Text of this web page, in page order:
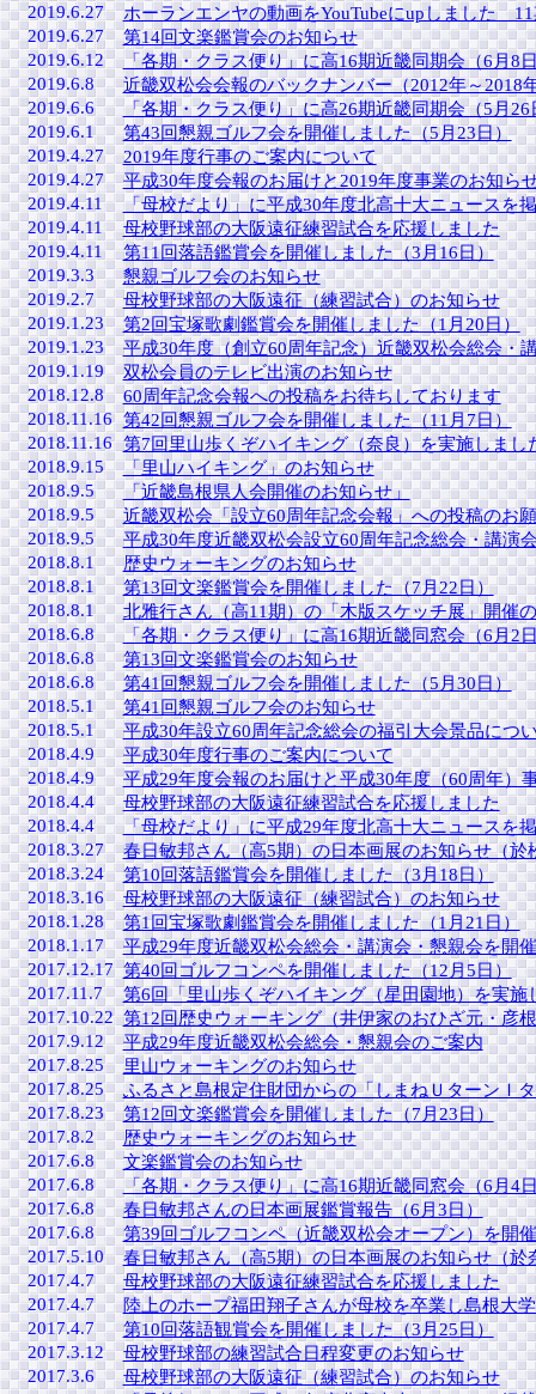
2019.6.27
ホーランエンヤの動画をYouTubeにupしました
2019.6.27
第14回文楽鑑賞会のお知らせ
2019.6.12
「各期・クラス便り」に高16期近畿同期会（6月8
2019.6.8
近畿双松会会報のバックナンバー（2012年～2018
2019.6.6
「各期・クラス便り」に高26期近畿同期会（5月
2019.6.1
第43回懇親ゴルフ会を開催しました（5月23日）
2019.4.27
2019年度行事のご案内について
2019.4.27
平成30年度会報のお届けと2019年度事業のお知ら
2019.4.11
「母校だより」に平成30年度北高十大ニュースを
2019.4.11
母校野球部の大阪遠征練習試合を応援しました
2019.4.11
第11回落語鑑賞会を開催しました（3月16日）
2019.3.3
懇親ゴルフ会のお知らせ
2019.2.7
母校野球部の大阪遠征（練習試合）のお知らせ
2019.1.23
第2回宝塚歌劇鑑賞会を開催しました（1月20日）
2019.1.23
平成30年度（創立60周年記念）近畿双松会総会・
2019.1.19
双松会員のテレビ出演のお知らせ
2018.12.8
60周年記念会報への投稿をお待ちしております
2018.11.16 第42回懇親ゴルフ会を開催しました（11月7日）
2018.11.16 第7回里山歩くぞハイキング（奈良）を実施しまし
2018.9.15
「里山ハイキング」のお知らせ
2018.9.5
「近畿島根県人会開催のお知らせ」
2018.9.5
近畿双松会「設立60周年記念会報」への投稿のお
2018.9.5
平成30年度近畿双松会設立60周年記念総会・講演
2018.8.1
歴史ウォーキングのお知らせ
2018.8.1
第13回文楽鑑賞会を開催しました（7月22日）
2018.8.1
北雅行さん（高11期）の「木版スケッチ展」開催
2018.6.8
「各期・クラス便り」に高16期近畿同窓会（6月2
2018.6.8
第13回文楽鑑賞会のお知らせ
2018.6.8
第41回懇親ゴルフ会を開催しました（5月30日）
2018.5.1
第41回懇親ゴルフ会のお知らせ
2018.5.1
平成30年設立60周年記念総会の福引大会景品につ
2018.4.9
平成30年度行事のご案内について
2018.4.9
平成29年度会報のお届けと平成30年度（60周年）
2018.4.4
母校野球部の大阪遠征練習試合を応援しました
2018.4.4
「母校だより」に平成29年度北高十大ニュースを
2018.3.27
春日敏邦さん（高5期）の日本画展のお知らせ（於
2018.3.24
第10回落語鑑賞会を開催しました（3月18日）
2018.3.16
母校野球部の大阪遠征（練習試合）のお知らせ
2018.1.28
第1回宝塚歌劇鑑賞会を開催しました（1月21日）
2018.1.17
平成29年度近畿双松会総会・講演会・懇親会を開
2017.12.17 第40回ゴルフコンペを開催しました（12月5日）
2017.11.7
第6回「里山歩くぞハイキング（星田園地）を実施
2017.10.22 第12回歴史ウォーキング（井伊家のおひざ元・彦
2017.9.12
平成29年度近畿双松会総会・懇親会のご案内
2017.8.25
里山ウォーキングのお知らせ
2017.8.25
ふるさと島根定住財団からの「しまねＵターンＩ
2017.8.23
第12回文楽鑑賞会を開催しました（7月23日）
2017.8.2
歴史ウォーキングのお知らせ
2017.6.8
文楽鑑賞会のお知らせ
2017.6.8
「各期・クラス便り」に高16期近畿同窓会（6月4
2017.6.8
春日敏邦さんの日本画展鑑賞報告（6月3日）
2017.6.8
第39回ゴルフコンペ（近畿双松会オープン）を開
2017.5.10
春日敏邦さん（高5期）の日本画展のお知らせ（於
2017.4.7
母校野球部の大阪遠征練習試合を応援しました
2017.4.7
陸上のホープ福田翔子さんが母校を卒業し島根大
2017.4.7
第10回落語観賞会を開催しました（3月25日）
2017.3.12
母校野球部の練習試合日程変更のお知らせ
2017.3.6
母校野球部の大阪遠征（練習試合）のお知らせ